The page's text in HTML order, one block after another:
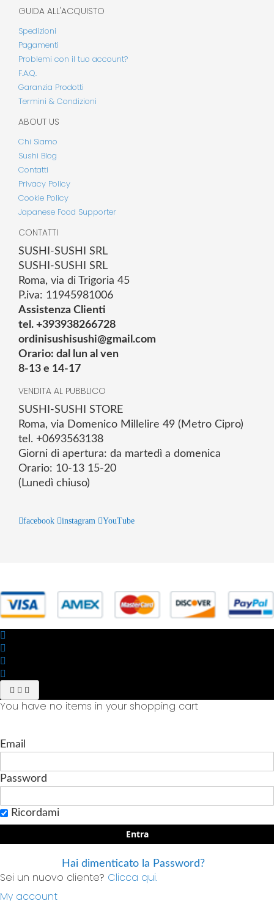
GUIDA ALL'ACQUISTO
Spedizioni
Pagamenti
Problemi con il tuo account?
F.A.Q.
Garanzia Prodotti
Termini & Condizioni
ABOUT US
Chi Siamo
Sushi Blog
Contatti
Privacy Policy
Cookie Policy
Japanese Food Supporter
CONTATTI
SUSHI-SUSHI SRL
SUSHI-SUSHI SRL
Roma, via di Trigoria 45
P.iva: 11945981006
Assistenza Clienti
tel. +393938266728
ordinisushisushi@gmail.com
Orario: dal lun al ven
8-13 e 14-17
VENDITA AL PUBBLICO
SUSHI-SUSHI STORE
Roma, via Domenico Millelire 49 (Metro Cipro)
tel. +0693563138
Giorni di apertura: da martedì a domenica
Orario: 10-13 15-20
(Lunedì chiuso)
facebook instagram YouTube
You have no items in your shopping cart
Email
Password
Ricordami
Entra
Hai dimenticato la Password?
Sei un nuovo cliente? Clicca qui.
My account